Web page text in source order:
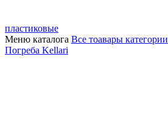
пластиковые
Меню каталога Все тоавары категории
Погреба Kellari